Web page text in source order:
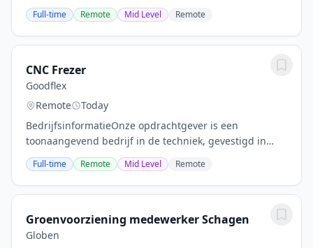
je doet: onderhoud uitvoeren en nieuwe tuinen helpen
aanleggen, met een duidelijke...
Full-time Remote Mid Level Remote
CNC Frezer
Goodflex
Remote
Today
BedrijfsinformatieOnze opdrachtgever is een
toonaangevend bedrijf in de techniek, gevestigd in
Zaandam. Het bedrijf is gespecialiseerd in het
ontwerpen en produceren van geavanceerde machines
en...
Full-time Remote Mid Level Remote
Groenvoorziening medewerker Schagen
Globen